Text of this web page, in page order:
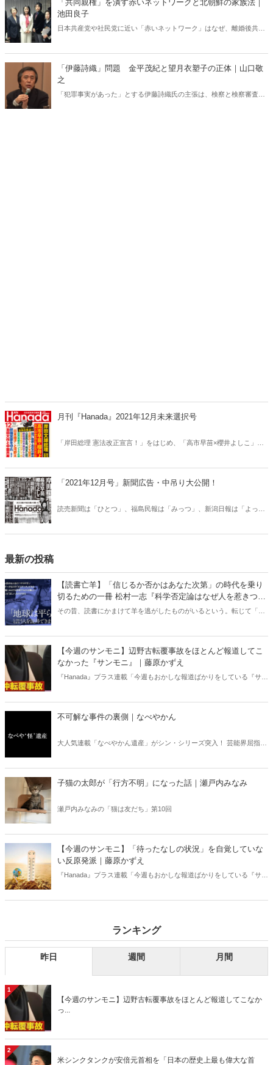
「共同親権」を潰す赤いネットワークと北朝鮮の家族法｜
池田良子
日本共産党や社民党に近い「赤いネットワーク」はなぜ、離婚後共同
（画像は駒崎弘樹氏twitterより）
「伊藤詩織」問題 金平茂紀と望月衣塑子の正体｜山口敬
之
「犯罪事実があった」とする伊藤詩織氏の主張は、検察と検察審査会
月刊『Hanada』2021年12月未来選択号
「岸田総理 憲法改正宣言！」をはじめ、「高市早苗×櫻井よしこ」の
究」、「コロナ禍、徹底検証！」、グラビア特集「追悼・すぎやまこ
ういち」など12月号も読みどころが満載！読みたいニュース、知りた
「2021年12月号」新聞広告・中吊り大公開！
読売新聞は「ひとつ」、福島民報は「みっつ」、新潟日報は「よっ
最新の投稿
【読書亡羊】「信じるか否かはあなた次第」の時代を乗り
切るための一冊 松村一志『科学否定論はなぜ人を惹きつけ
るのか』（ちくま新書）｜梶原麻衣子
その昔、読書にかまけて羊を逃がしたものがいるという。転じて「読
ある。元月刊『Hanada』編集部員のライター・梶原がお送りする時事
書評！
【今週のサンモニ】辺野古転覆事故をほとんど報道してこ
なかった『サンモニ』｜藤原かずえ
『Hanada』プラス連載「今週もおかしな報道ばかりをしている『サン
不可解な事件の裏側｜なべやかん
大人気連載「なべやかん遺産」がシン・シリーズ突入！ 芸能界屈指の
信じるか信じないかは、あなた次第！ 芸能ニュース
子猫の太郎が「行方不明」になった話｜瀬戸内みなみ
瀬戸内みなみの「猫は友だち」第10回
【今週のサンモニ】「待ったなしの状況」を自覚していな
い反原発派｜藤原かずえ
『Hanada』プラス連載「今週もおかしな報道ばかりをしている『サン
ランキング
昨日 週間 月間
1
【今週のサンモニ】辺野古転覆事故をほとんど報道してこなか
っ...
2
米シンクタンクが安倍元首相を「日本の歴史上最も偉大な首